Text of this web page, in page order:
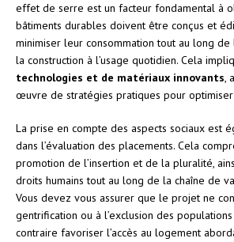
effet de serre est un facteur fondamental à
bâtiments durables doivent être conçus et
minimiser leur consommation tout au long
la construction à l’usage quotidien. Cela
technologies et de matériaux innovants,
œuvre de stratégies pratiques pour
La prise en compte des aspects sociaux est
dans l’évaluation des placements. Cela
promotion de l’insertion et de la pluralité,
droits humains tout au long de la chaîne de
Vous devez vous assurer que le projet ne
gentrification ou à l’exclusion des
contraire favoriser l’accès au logement